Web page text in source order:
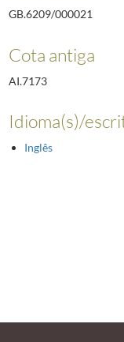
GB.6209/000021
Cota antiga
AI.7173
Idioma(s)/
Inglês